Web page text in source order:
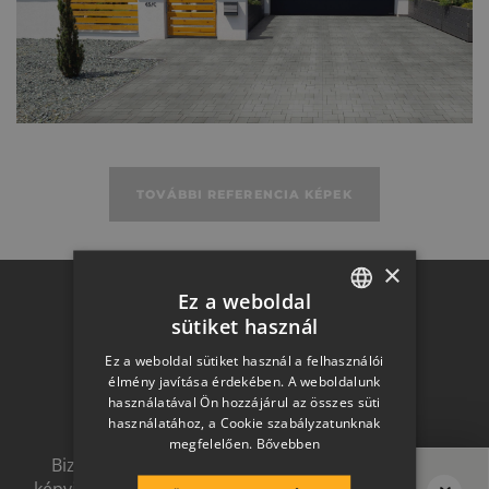
Műszaki adatok
TOVÁBBI REFERENCIA KÉPEK
Otthon a
jövőben
Biztonságot nyújtó, és magas esztétikai értéket
HUNGARIAN
SLOVAK
GERMAN
ROMANIAN
×
Ez a weboldal
sütiket használ
Ez a weboldal sütiket használ a felhasználói
élmény javítása érdekében. A weboldalunk
használatával Ön hozzájárul az összes süti
használatához, a Cookie szabályzatunknak
megfelelően. Bővebben